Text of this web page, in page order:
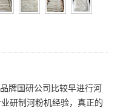
牌国研公司比较早进行河
研制河粉机经验，真正的